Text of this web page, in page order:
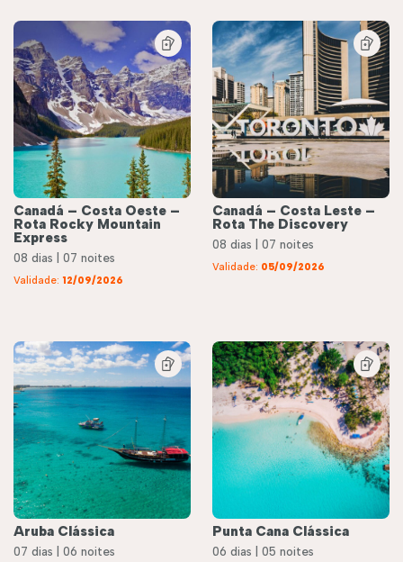
Canadá – Costa Oeste –
Rota Rocky Mountain
Express
08 dias | 07 noites
Validade: 12/09/2026
Canadá – Costa Leste –
Rota The Discovery
08 dias | 07 noites
Validade: 05/09/2026
Aruba Clássica
07 dias | 06 noites
Punta Cana Clássica
06 dias | 05 noites